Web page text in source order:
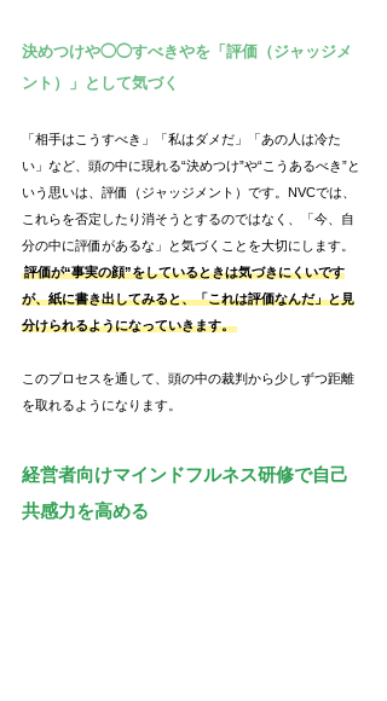
決めつけや◯◯すべきやを「評価（ジャッジメ
ント）」として気づく
「相手はこうすべき」「私はダメだ」「あの人は冷た
い」など、頭の中に現れる“決めつけ”や“こうあるべき”と
いう思いは、評価（ジャッジメント）です。NVCでは、
これらを否定したり消そうとするのではなく、「今、自
分の中に評価があるな」と気づくことを大切にします。
評価が“事実の顔”をしているときは気づきにくいです
が、紙に書き出してみると、「これは評価なんだ」と見
分けられるようになっていきます。
このプロセスを通して、頭の中の裁判から少しずつ距離
を取れるようになります。
経営者向けマインドフルネス研修で自己
共感力を高める